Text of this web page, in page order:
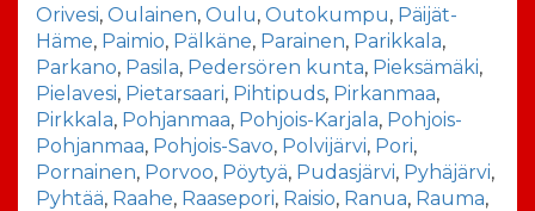
Orivesi, Oulainen, Oulu, Outokumpu, Päijät-
Häme, Paimio, Pälkäne, Parainen, Parikkala,
Parkano, Pasila, Pedersören kunta, Pieksämäki,
Pielavesi, Pietarsaari, Pihtipuds, Pirkanmaa,
Pirkkala, Pohjanmaa, Pohjois-Karjala, Pohjois-
Pohjanmaa, Pohjois-Savo, Polvijärvi, Pori,
Pornainen, Porvoo, Pöytyä, Pudasjärvi, Pyhäjärvi,
Pyhtää, Raahe, Raasepori, Raisio, Ranua, Rauma,